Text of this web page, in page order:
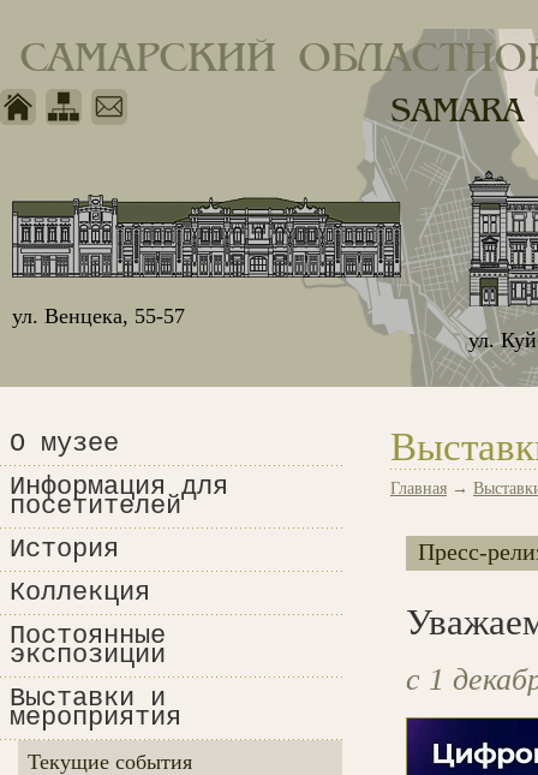
САМАРСКИЙ
ул.
ул. Венцека, 55-57
О музее
Информация для
посетителей
История
Коллекция
Постоянные
экспозиции
Выставки и
мероприятия
Текущие события
Главная →
Пресс-
с 1